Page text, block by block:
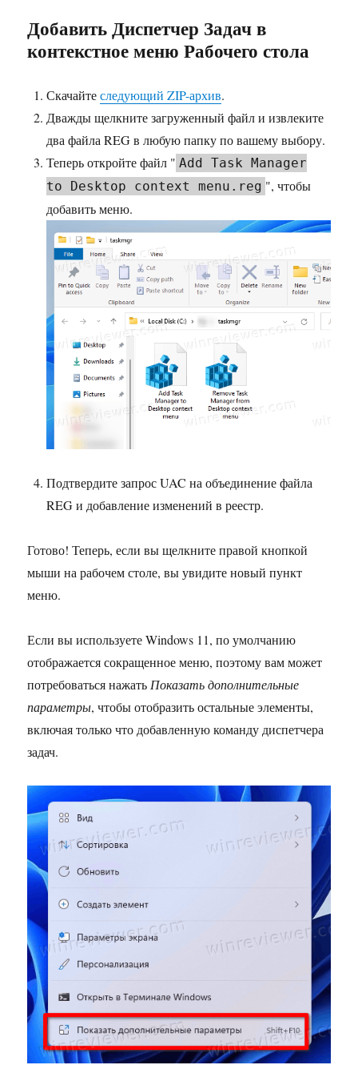
Добавить Диспетчер Задач в
контекстное меню Рабочего стола
Скачайтеследующий ZIP-архив.
Дважды щелкните загруженный файл и извлеките
два файла REG в любую папку по вашему выбору.
Теперь откройте файл " Add Task Manager
to Desktop context menu.reg ", чтобы
добавить меню.
Подтвердите запрос UAC на объединение файла
REG и добавление изменений в реестр.
Готово! Теперь, если вы щелкните правой кнопкой
мыши на рабочем столе, вы увидите новый пункт
меню.
Если вы используете Windows 11, по умолчанию
отображается сокращенное меню, поэтому вам может
потребоваться нажатьПоказать дополнительные
параметры, чтобы отобразить остальные элементы,
включая только что добавленную команду диспетчера
задач.